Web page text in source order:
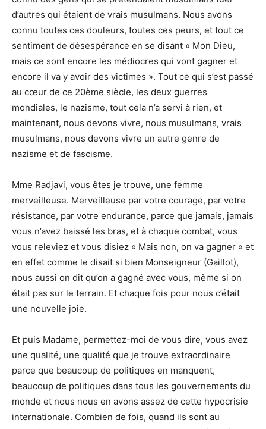
d’autres qui étaient de vrais musulmans. Nous avons
connu toutes ces douleurs, toutes ces peurs, et tout ce
sentiment de désespérance en se disant « Mon Dieu,
mais ce sont encore les médiocres qui vont gagner et
encore il va y avoir des victimes ». Tout ce qui s’est passé
au cœur de ce 20ème siècle, les deux guerres
mondiales, le nazisme, tout cela n’a servi à rien, et
maintenant, nous devons vivre, nous musulmans, vrais
musulmans, nous devons vivre un autre genre de
nazisme et de fascisme.
Mme Radjavi, vous êtes je trouve, une femme
merveilleuse. Merveilleuse par votre courage, par votre
résistance, par votre endurance, parce que jamais, jamais
vous n’avez baissé les bras, et à chaque combat, vous
vous releviez et vous disiez « Mais non, on va gagner » et
en effet comme le disait si bien Monseigneur (Gaillot),
nous aussi on dit qu’on a gagné avec vous, même si on
était pas sur le terrain. Et chaque fois pour nous c’était
une nouvelle joie.
Et puis Madame, permettez-moi de vous dire, vous avez
une qualité, une qualité que je trouve extraordinaire
parce que beaucoup de politiques en manquent,
beaucoup de politiques dans tous les gouvernements du
monde et nous nous en avons assez de cette hypocrisie
internationale. Combien de fois, quand ils sont au